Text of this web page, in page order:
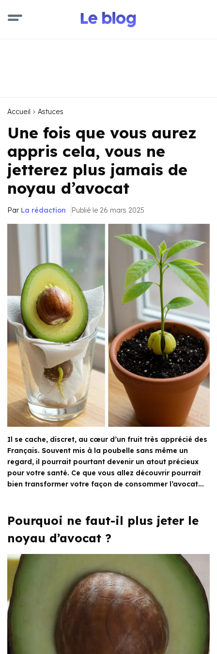
Accueil Astuces
Une fois que vous aurez
appris cela, vous ne
jetterez plus jamais de
noyau d’avocat
Par La rédaction Publié le 26 mars 2025
Il se cache, discret, au cœur d’un fruit très apprécié des
Français. Souvent mis à la poubelle sans même un
regard, il pourrait pourtant devenir un atout précieux
pour votre santé. Ce que vous allez découvrir pourrait
bien transformer votre façon de consommer l’avocat...
Pourquoi ne faut-il plus jeter le
noyau d’avocat ?